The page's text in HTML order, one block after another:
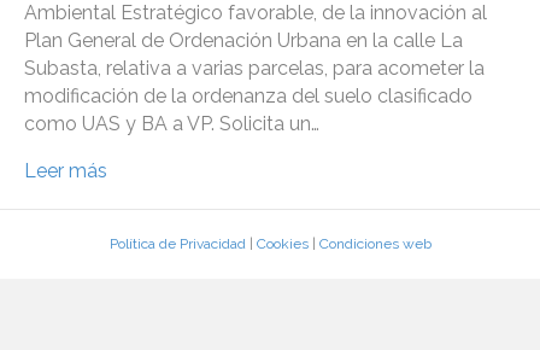
Ambiental Estratégico favorable, de la innovación al
Plan General de Ordenación Urbana en la calle La
Subasta, relativa a varias parcelas, para acometer la
modificación de la ordenanza del suelo clasificado
como UAS y BA a VP. Solicita un…
Leer más
Política de Privacidad| Cookies| Condiciones web